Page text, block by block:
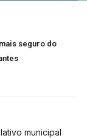
seguro do
municipal